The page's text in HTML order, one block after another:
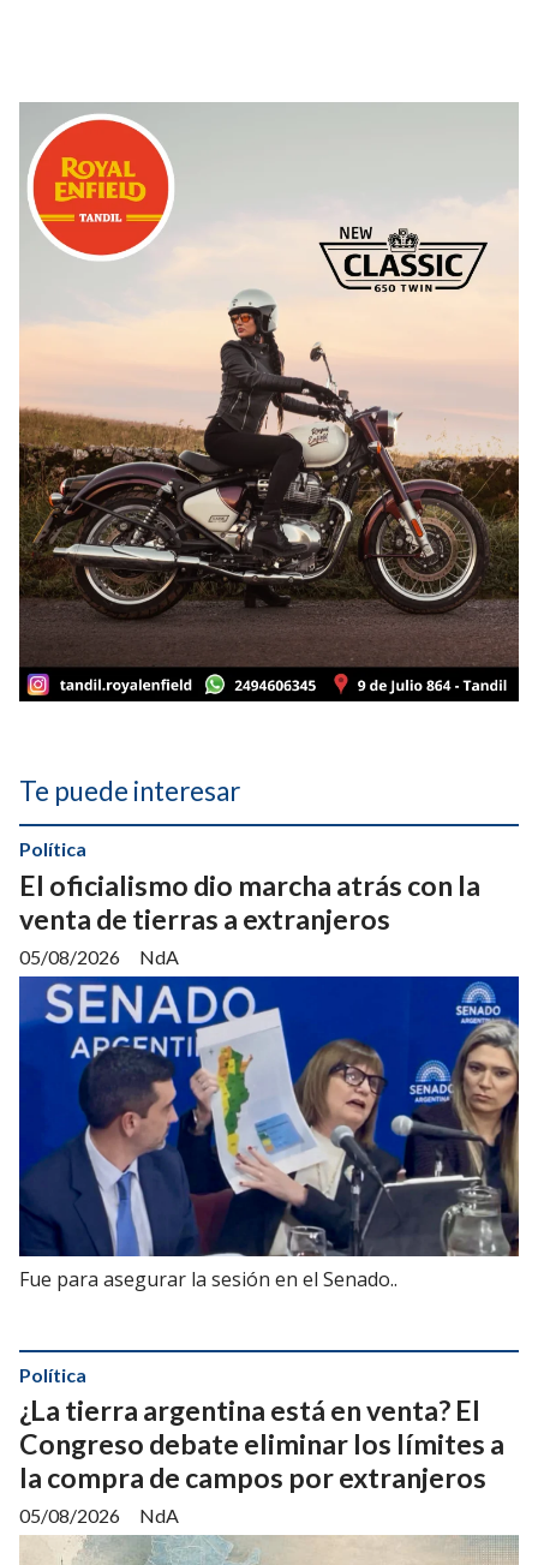
Te puede interesar
El oficialismo dio marcha atrás con la
venta de tierras a extranjeros
NdA
Política
05/08/2026
Fue para asegurar la sesión en el Senado..
¿La tierra argentina está en venta? El
Congreso debate eliminar los límites a
la compra de campos por extranjeros
NdA
Política
05/08/2026